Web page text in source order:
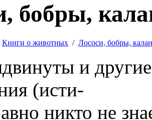
бобры,
Книги о животных / Лососи, бобры,
и
(исти-
никто не